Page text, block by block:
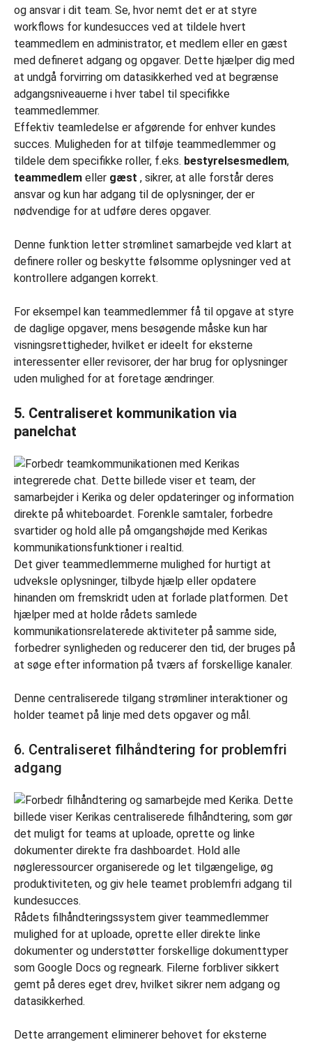
Effektiv teamledelse er afgørende for enhver kundes
succes. Muligheden for at tilføje teammedlemmer og
tildele dem specifikke roller, f.eks. bestyrelsesmedlem,
teammedlem eller gæst , sikrer, at alle forstår deres
ansvar og kun har adgang til de oplysninger, der er
nødvendige for at udføre deres opgaver.
Denne funktion letter strømlinet samarbejde ved klart at
definere roller og beskytte følsomme oplysninger ved at
kontrollere adgangen korrekt.
For eksempel kan teammedlemmer få til opgave at styre
de daglige opgaver, mens besøgende måske kun har
visningsrettigheder, hvilket er ideelt for eksterne
interessenter eller revisorer, der har brug for oplysninger
uden mulighed for at foretage ændringer.
5. Centraliseret kommunikation via
panelchat
Det giver teammedlemmerne mulighed for hurtigt at
udveksle oplysninger, tilbyde hjælp eller opdatere
hinanden om fremskridt uden at forlade platformen. Det
hjælper med at holde rådets samlede
kommunikationsrelaterede aktiviteter på samme side,
forbedrer synligheden og reducerer den tid, der bruges på
at søge efter information på tværs af forskellige kanaler.
Denne centraliserede tilgang strømliner interaktioner og
holder teamet på linje med dets opgaver og mål.
6. Centraliseret filhåndtering for problemfri
adgang
Rådets filhåndteringssystem giver teammedlemmer
mulighed for at uploade, oprette eller direkte linke
dokumenter og understøtter forskellige dokumenttyper
som Google Docs og regneark. Filerne forbliver sikkert
gemt på deres eget drev, hvilket sikrer nem adgang og
datasikkerhed.
Dette arrangement eliminerer behovet for eksterne